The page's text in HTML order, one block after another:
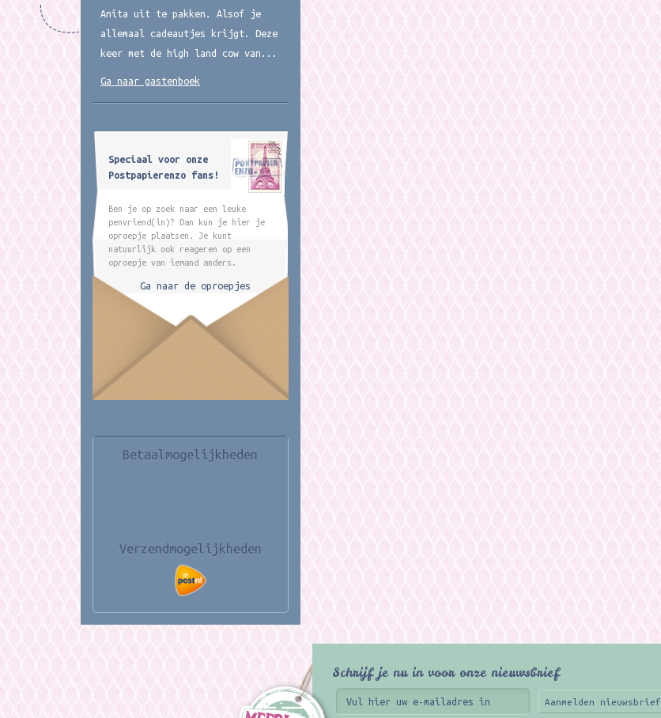
Anita uit te pakken. Alsof je
allemaal cadeautjes krijgt. Deze
keer met de high land cow van...
Ga naar gastenboek
Speciaal voor onze
Postpapierenzo fans!
Ben je op zoek naar een leuke
penvriend(in)? Dan kun je hier je
oproepje plaatsen. Je kunt
natuurlijk ook reageren op een
oproepje van iemand anders.
Ga naar de oproepjes
Betaalmogelijkheden
Verzendmogelijkheden
Schrijf je nu in voor onze nieuwsbrief
Aanmelden nieuwsbrief